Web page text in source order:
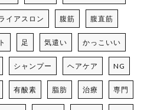
イアスロン 腹筋 腹直筋
足 気遣い かっこいい
シャンプー ヘアケア NG
有酸素 脂肪 治療 専門